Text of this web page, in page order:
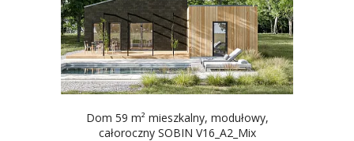
Dom 59 m² mieszkalny, modułowy,
całoroczny SOBIN V16_A2_Mix